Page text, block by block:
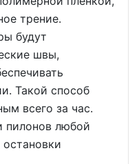
трение.
будут
швы,
Такой способ
всего за час.
пилонов любой